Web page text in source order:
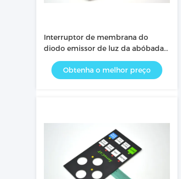
Interruptor de membrana do
diodo emissor de luz da abóbada
do metal, à prova de água do
teclado de membrana
Obtenha o melhor preço